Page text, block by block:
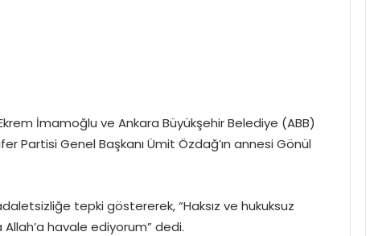
İmamoğlu ve Ankara Büyükşehir Belediye (ABB)
Partisi Genel Başkanı Ümit Özdağ’ın annesi Gönül
tepki göstererek, “Haksız ve hukuksuz
havale ediyorum” dedi.